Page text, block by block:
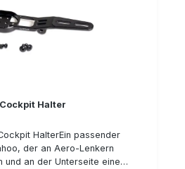
Halter
HalterEin passender
der an Aero-Lenkern
und an der Unterseite eine